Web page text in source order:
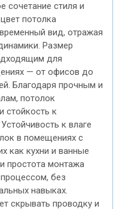
сочетание стиля и
потолка
вид, отражая
Размер
для
— от офисов до
Благодаря прочным и
потолок
стойкость к
к влаге
в помещениях с
как кухни и ванные
простота монтажа
без
навыках.
скрывать проводку и